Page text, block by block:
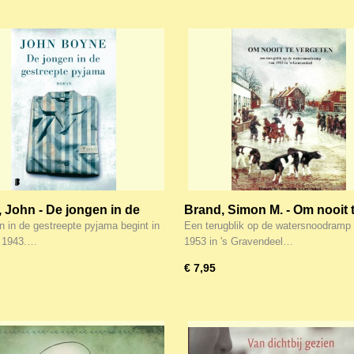
John - De jongen in de
pyjama
in de gestreepte pyjama begint in
1943.…
Brand, Simon M. - Om nooit
vergeten
Een terugblik op de watersnoodramp
1953 in 's Gravendeel…
€ 7,95